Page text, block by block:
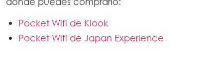
Pocket Wifi de Klook
Pocket Wifi de Japan Experience